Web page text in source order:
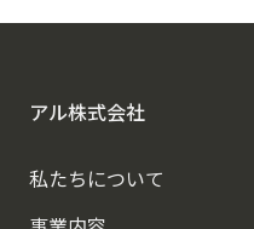
アル株式会社
私たちについて